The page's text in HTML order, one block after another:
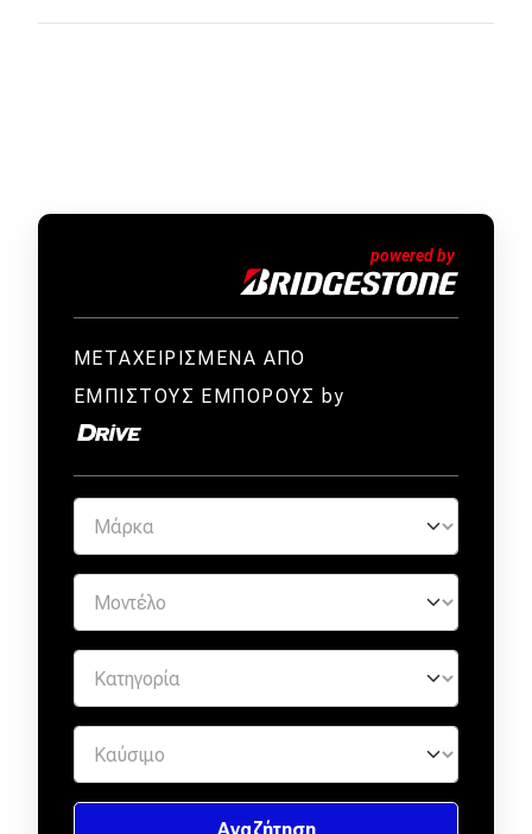
ΜΕΤΑΧΕΙΡΙΣΜΕΝΑ ΑΠΟ
ΕΜΠΙΣΤΟΥΣ ΕΜΠΟΡΟΥΣ by